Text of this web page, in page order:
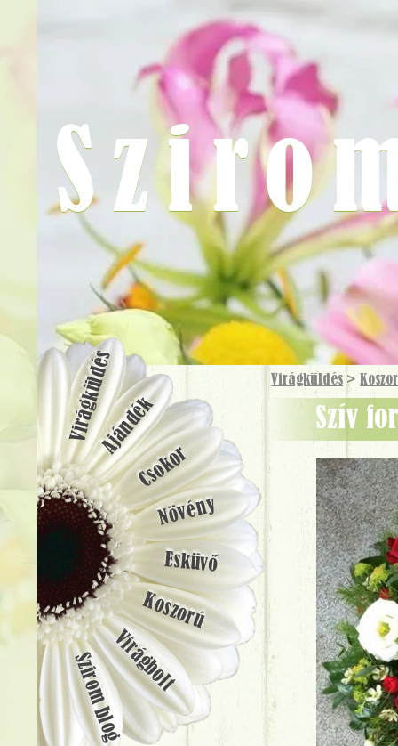
Virágküldés >
Szív
VirágküldésAjándék
Csokor
Növény
Esküvő
Koszorú
Virágbolt
Szirom blog